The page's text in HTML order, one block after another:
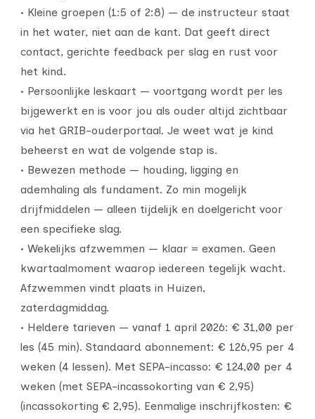
• Kleine groepen (1:5 of 2:8) — de instructeur staat
in het water, niet aan de kant. Dat geeft direct
contact, gerichte feedback per slag en rust voor
het kind.
• Persoonlijke leskaart — voortgang wordt per les
bijgewerkt en is voor jou als ouder altijd zichtbaar
via het GRIB-ouderportaal. Je weet wat je kind
beheerst en wat de volgende stap is.
• Bewezen methode — houding, ligging en
ademhaling als fundament. Zo min mogelijk
drijfmiddelen — alleen tijdelijk en doelgericht voor
een specifieke slag.
• Wekelijks afzwemmen — klaar = examen. Geen
kwartaalmoment waarop iedereen tegelijk wacht.
Afzwemmen vindt plaats in Huizen,
zaterdagmiddag.
• Heldere tarieven — vanaf 1 april 2026: € 31,00 per
les (45 min). Standaard abonnement: € 126,95 per 4
weken (4 lessen). Met SEPA-incasso: € 124,00 per 4
weken (met SEPA-incassokorting van € 2,95)
(incassokorting € 2,95). Eenmalige inschrijfkosten: €